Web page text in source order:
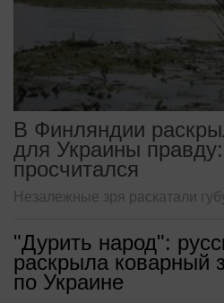
В Финляндии
для Украины
просчитался
Незалежные зря раскатали
"Дурить народ":
раскрыла коварный
по Украине